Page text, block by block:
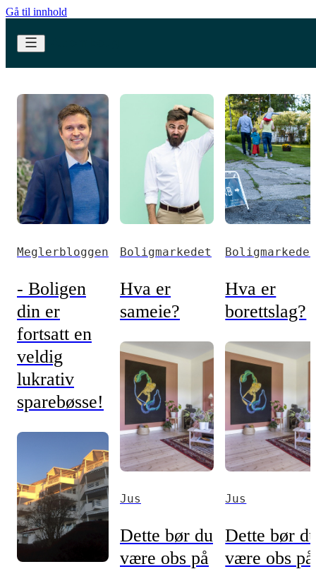
Gå til innhold
Meglerbloggen
- Boligen
din er
fortsatt en
veldig
lukrativ
sparebøsse!
Boligmarkedet
Hva er
sameie?
Jus
Dette bør du
være obs på
Hva er
borettslag?
Jus
Dette bør
være obs på